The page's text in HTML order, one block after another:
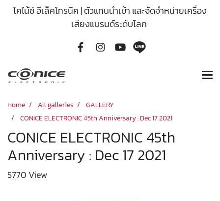
โคไน้ซ์ อีเล็คโทรนิค | ตัวแทนนำเข้า และจัดจำหน่ายเครื่อง
เสียงแบรนด์ระดับโลก
Home All galleries
GALLERY
CONICE ELECTRONIC 45th Anniversary : Dec 17 2021
CONICE ELECTRONIC 45th
Anniversary : Dec 17 2021
5770 View